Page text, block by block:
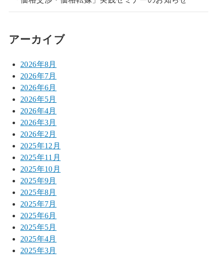
アーカイブ
2026年8月
2026年7月
2026年6月
2026年5月
2026年4月
2026年3月
2026年2月
2025年12月
2025年11月
2025年10月
2025年9月
2025年8月
2025年7月
2025年6月
2025年5月
2025年4月
2025年3月